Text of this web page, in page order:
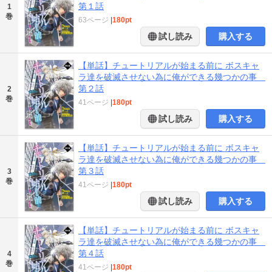
1
巻
第１話
63ページ 180pt
試し読み 購入する
2
巻
【単話】チュートリアルが始まる前に ボスキャ
ラ達を破滅させない為に俺ができる幾つかの事
第２話
41ページ 180pt
試し読み 購入する
3
巻
【単話】チュートリアルが始まる前に ボスキャ
ラ達を破滅させない為に俺ができる幾つかの事
第３話
41ページ 180pt
試し読み 購入する
4
巻
【単話】チュートリアルが始まる前に ボスキャ
ラ達を破滅させない為に俺ができる幾つかの事
第４話
41ページ 180pt